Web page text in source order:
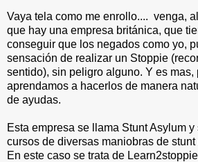
Vaya tela como me enrollo.... venga,
que hay una empresa británica, que
conseguir que los negados como yo,
sensación de realizar un Stoppie
sentido), sin peligro alguno. Y es mas,
aprendamos a hacerlos de manera
de ayudas.
Esta empresa se llama Stunt Asylum
cursos de diversas maniobras de
En este caso se trata de